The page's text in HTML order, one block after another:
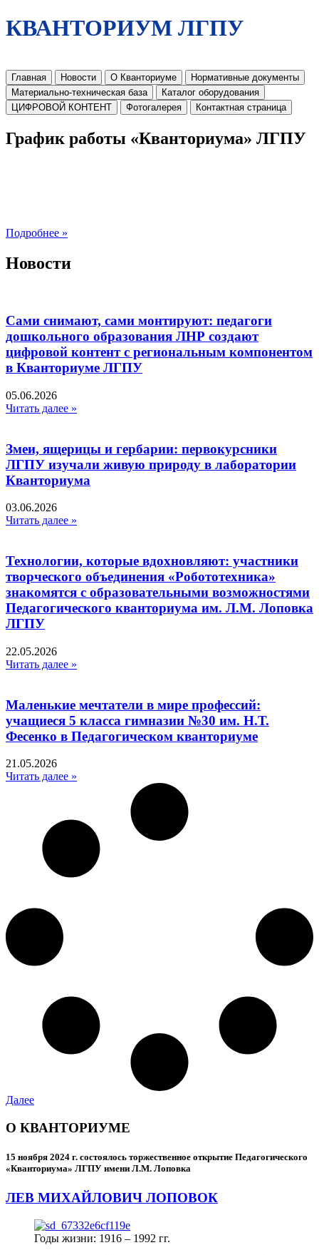
КВАНТОРИУМ ЛГПУ
Главная Новости О Кванториуме
Нормативные документы
Материально-техническая база
Каталог оборудования
ЦИФРОВОЙ КОНТЕНТ
Фотогалерея Контактная страница
График работы «Кванториума» ЛГПУ
Подробнее »
Новости
Сами снимают, сами монтируют: педагоги
дошкольного образования ЛНР создают
цифровой контент с региональным компонентом
в Кванториуме ЛГПУ​
05.06.2026
Читать далее »
Змеи, ящерицы и гербарии: первокурсники
ЛГПУ изучали живую природу в лаборатории
Кванториума
03.06.2026
Читать далее »
Технологии, которые вдохновляют: участники
творческого объединения «Робототехника»
знакомятся с образовательными возможностями
Педагогического кванториума им. Л.М. Лоповка
ЛГПУ
22.05.2026
Читать далее »
Маленькие мечтатели в мире профессий:
учащиеся 5 класса гимназии №30 им. Н.Т.
Фесенко в Педагогическом кванториуме
21.05.2026
Читать далее »
Далее
О КВАНТОРИУМЕ
15 ноября 2024 г. состоялось торжественное открытие Педагогического
«Кванториума» ЛГПУ имени Л.М. Лоповка
ЛЕВ МИХАЙЛОВИЧ ЛОПОВОК
Годы жизни: 1916 – 1992 гг.